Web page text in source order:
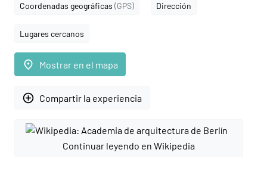
Coordenadas geográficas (GPS) Dirección
Lugares cercanos
place Mostrar en el mapa
add_circle_outline Compartir la experiencia
Continuar leyendo en Wikipedia